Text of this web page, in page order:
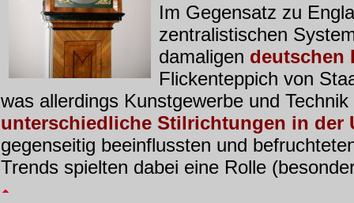
Im Gegensatz zu
zentralistischen
damaligen deutschen
Flickenteppich von
was allerdings Kunstgewerbe und
unterschiedliche Stilrichtungen in der
gegenseitig beeinflussten und
Trends spielten dabei eine Rolle